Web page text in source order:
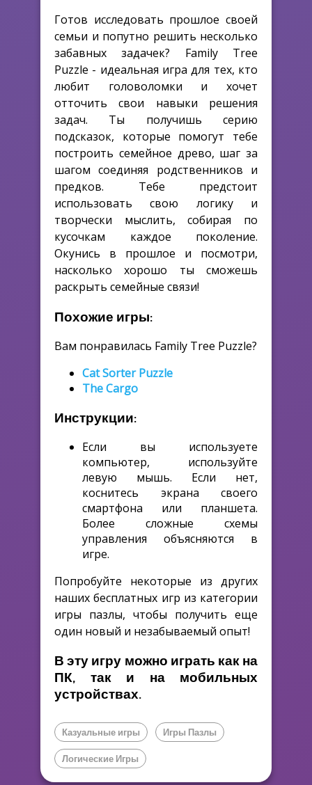
Готов исследовать прошлое своей
семьи и попутно решить несколько
забавных задачек? Family Tree
Puzzle - идеальная игра для тех, кто
любит головоломки и хочет
отточить свои навыки решения
задач. Ты получишь серию
подсказок, которые помогут тебе
построить семейное древо, шаг за
шагом соединяя родственников и
предков. Тебе предстоит
использовать свою логику и
творчески мыслить, собирая по
кусочкам каждое поколение.
Окунись в прошлое и посмотри,
насколько хорошо ты сможешь
раскрыть семейные связи!
Похожие игры:
Вам понравилась Family Tree Puzzle?
Cat Sorter Puzzle
The Cargo
Инструкции:
Если вы используете
компьютер, используйте
левую мышь. Если нет,
коснитесь экрана своего
смартфона или планшета.
Более сложные схемы
управления объясняются в
игре.
Попробуйте некоторые из других
наших бесплатных игр из категории
игры пазлы, чтобы получить еще
один новый и незабываемый опыт!
В эту игру можно играть как на
ПК, так и на мобильных
устройствах.
Казуальные игры Игры Пазлы
Логические Игры